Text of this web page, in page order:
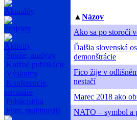
Aktuality
Projekty
Aktivity
Štúdie, analýzy
Knižné publikácie
Výskumy
Konferencie,
semináre
Publicistika
Film, multimedia
▲ Názov
Ako sa po storočí
Ďalšia slovenská
demonštrácie
Fico žije v
nestačí
Marec 2018 ako
NATO – symbol a